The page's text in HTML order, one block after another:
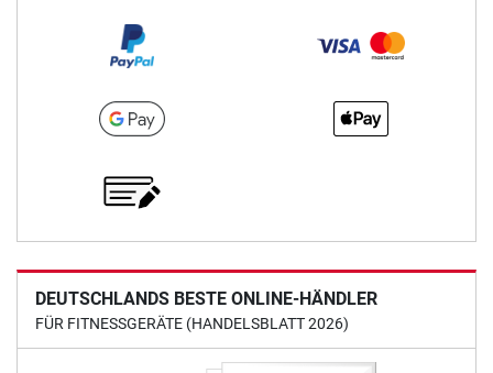
DEUTSCHLANDS BESTE ONLINE-HÄNDLER
FÜR FITNESSGERÄTE (HANDELSBLATT 2026)